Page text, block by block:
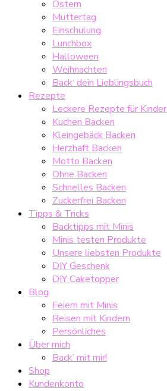
Ostern
Muttertag
Einschulung
Lunchbox
Halloween
Weihnachten
Back‘ dein Lieblingsbuch
Rezepte
Leckere Rezepte für
Kuchen Backen
Kleingebäck Backen
Herzhaft Backen
Motto Backen
Ohne Backen
Schnelles Backen
Zuckerfrei Backen
Tipps & Tricks
Backtipps mit Minis
Minis testen Produkte
Unsere liebsten Produkte
DIY Geschenk
DIY Caketopper
Blog
Feiern mit Minis
Reisen mit Kindern
Persönliches
Über mich
Back’ mit mir!
Shop
Kundenkonto